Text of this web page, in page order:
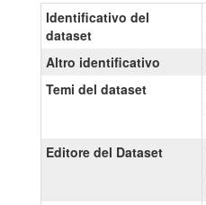
Identificativo del
dataset
Altro identificativo
Temi del dataset
Editore del Dataset